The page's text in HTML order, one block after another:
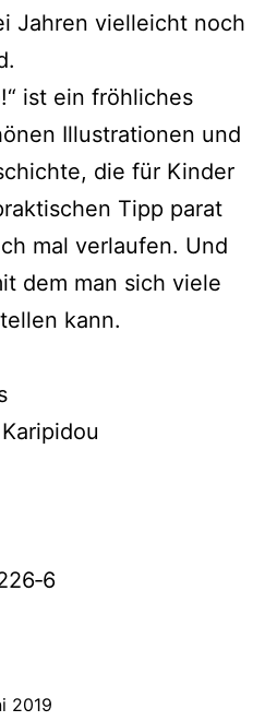
Jahren viel­leicht noch
ist ein fröh­li­ches
Illustrationen und
die für Kinder
Tipp parat
mal ver­lau­fen. Und
dem man sich vie­le
kann.
2019